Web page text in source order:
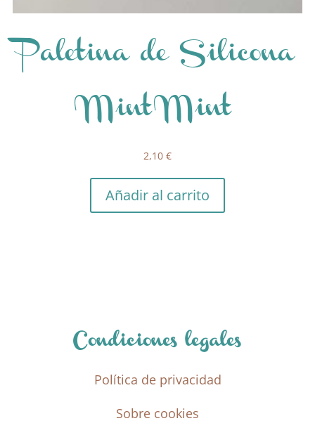
Paletina de Silicona
Mint Mint
2,10 €
Añadir al carrito
Condiciones legales
Política de privacidad
Sobre cookies